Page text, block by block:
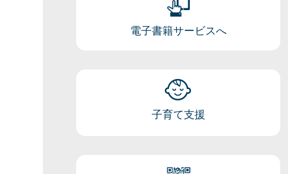
電子書籍サービスへ
子育て支援